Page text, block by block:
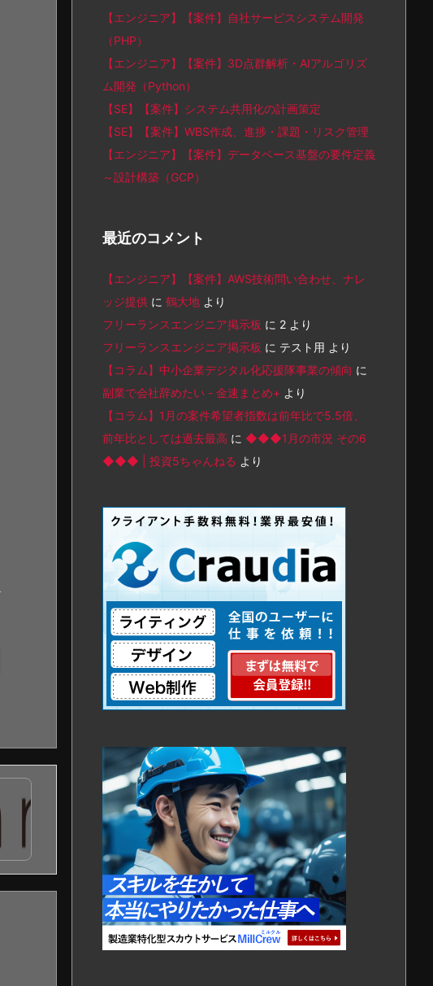
【エンジニア】【案件】自社サービスシステム開発
（PHP）
【エンジニア】【案件】3D点群解析・AIアルゴリズ
ム開発（Python）
【SE】【案件】システム共用化の計画策定
【SE】【案件】WBS作成、進捗・課題・リスク管理
【エンジニア】【案件】データベース基盤の要件定義
～設計構築（GCP）
最近のコメント
【エンジニア】【案件】AWS技術問い合わせ、ナレ
ッジ提供 に 鶴大地 より
フリーランスエンジニア掲示板 に 2 より
フリーランスエンジニア掲示板 に テスト用 より
【コラム】中小企業デジタル化応援隊事業の傾向 に
副業で会社辞めたい - 金速まとめ+ より
【コラム】1月の案件希望者指数は前年比で5.5倍、
前年比としては過去最高 に ◆◆◆1月の市況 その6
◆◆◆ | 投資5ちゃんねる より